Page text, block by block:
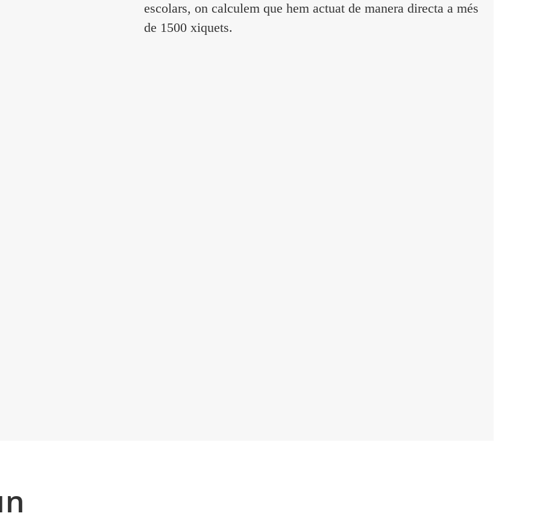
escolars, on calculem que hem actuat de manera directa a més
de 1500 xiquets.